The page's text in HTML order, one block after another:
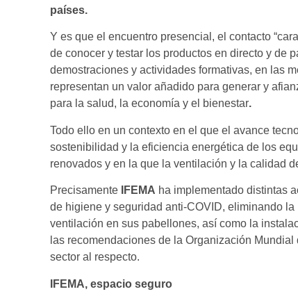
países.
Y es que el encuentro presencial, el contacto
de conocer y testar los productos en directo y de
demostraciones y actividades formativas, en las
representan un valor añadido para generar y
para la salud, la economía y el bienestar.
Todo ello en un contexto en el que el avance
sostenibilidad y la eficiencia energética de los
renovados y en la que la ventilación y la calidad
Precisamente IFEMA ha implementado distintas
de higiene y seguridad anti-COVID, eliminando
ventilación en sus pabellones, así como la
las recomendaciones de la Organización
sector al respecto.
IFEMA, espacio seguro